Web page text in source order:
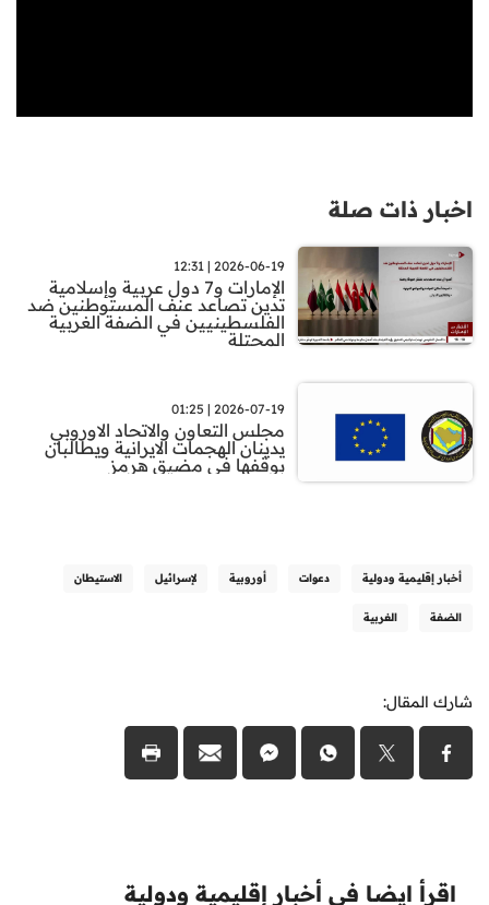
اخبار ذات صلة
2026-06-19 | 12:31
الإمارات و7 دول عربية وإسلامية
تدين تصاعد عنف المستوطنين ضد
الفلسطينيين في الضفة الغربية
المحتلة
2026-07-19 | 01:25
مجلس التعاون والاتحاد الاوروبي
يدينان الهجمات الايرانية ويطالبان
بوقفها في مضيق هرمز
أخبار إقليمية ودولية دعوات أوروبية لإسرائيل الاستيطان
الضفة الغربية
شارك المقال:
اقرأ ايضا في أخبار إقليمية ودولية